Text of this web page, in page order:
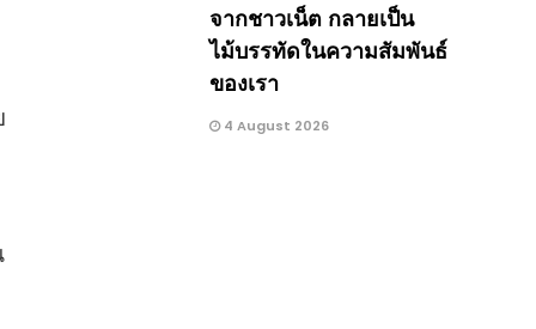
จากชาวเน็ต กลายเป็น
ไม้บรรทัดในความสัมพันธ์
ของเรา
4 August 2026